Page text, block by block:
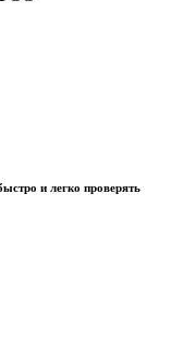
и легко проверять